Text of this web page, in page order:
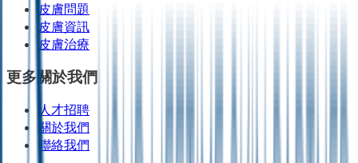
皮膚問題
皮膚資訊
皮膚治療
更多關於我們
人才招聘
關於我們
聯絡我們